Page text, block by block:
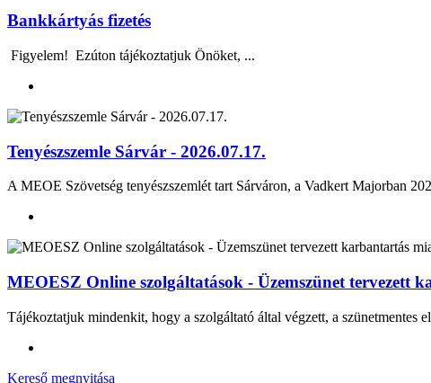
Bankkártyás fizetés
Figyelem! Ezúton tájékoztatjuk Önöket, ...
Tenyészszemle Sárvár - 2026.07.17.
A MEOE Szövetség tenyészszemlét tart Sárváron, a Vadkert Majorban
MEOESZ Online szolgáltatások - Üzemszünet tervezett
Tájékoztatjuk mindenkit, hogy a szolgáltató által végzett, a szünetmentes
Kereső megnyitása